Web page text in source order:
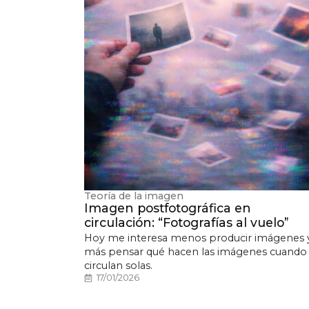
Teoría de la imagen
Imagen postfotográfica en
circulación: “Fotografías al vuelo”
Hoy me interesa menos producir imágenes
más pensar qué hacen las imágenes cuando
circulan solas.
17/01/2026